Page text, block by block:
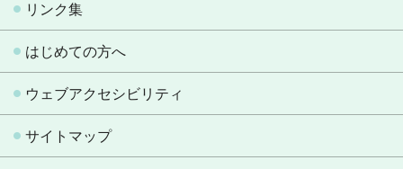
リンク集
はじめての方へ
ウェブアクセシビリティ
サイトマップ